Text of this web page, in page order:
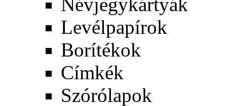
Névjegykártyák
Levélpapírok
Borítékok
Címkék
Szórólapok